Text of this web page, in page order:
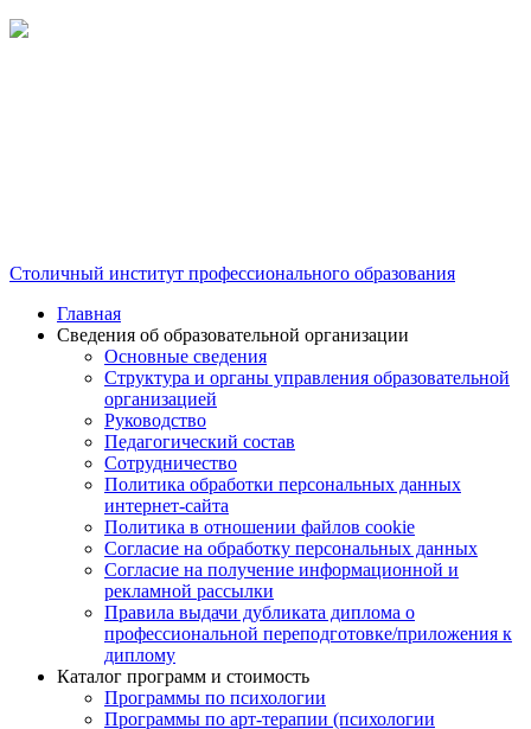
Столичный институт профессионального образования
Главная
Сведения об образовательной организации
Основные сведения
Структура и органы управления образовательной
организацией
Руководство
Педагогический состав
Сотрудничество
Политика обработки персональных данных
интернет-сайта
Политика в отношении файлов cookie
Согласие на обработку персональных данных
Согласие на получение информационной и
рекламной рассылки
Правила выдачи дубликата диплома о
профессиональной переподготовке/приложения к
диплому
Каталог программ и стоимость
Программы по психологии
Программы по арт-терапии (психологии